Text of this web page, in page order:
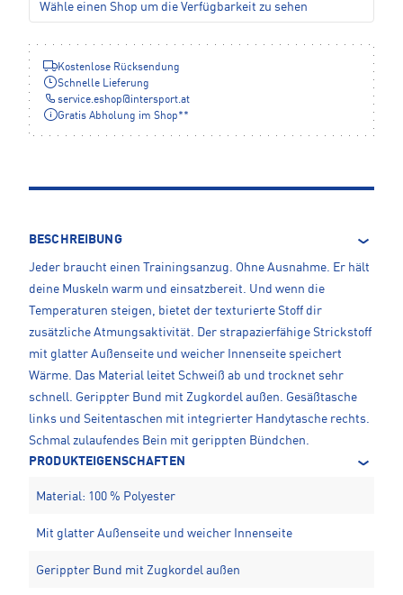
Wähle einen Shop um die Verfügbarkeit zu sehen
Kostenlose Rücksendung
Schnelle Lieferung
service.eshop@intersport.at
Gratis Abholung im Shop**
BESCHREIBUNG
Jeder braucht einen Trainingsanzug. Ohne Ausnahme. Er hält
deine Muskeln warm und einsatzbereit. Und wenn die
Temperaturen steigen, bietet der texturierte Stoff dir
zusätzliche Atmungsaktivität. Der strapazierfähige Strickstoff
mit glatter Außenseite und weicher Innenseite speichert
Wärme. Das Material leitet Schweiß ab und trocknet sehr
schnell. Gerippter Bund mit Zugkordel außen. Gesäßtasche
links und Seitentaschen mit integrierter Handytasche rechts.
Schmal zulaufendes Bein mit gerippten Bündchen.
PRODUKTEIGENSCHAFTEN
Material: 100 % Polyester
Mit glatter Außenseite und weicher Innenseite
Gerippter Bund mit Zugkordel außen